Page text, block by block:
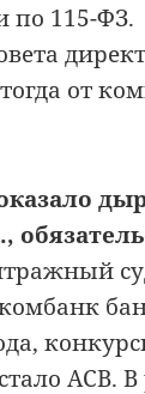
по 115-ФЗ.
от
АСВ. В